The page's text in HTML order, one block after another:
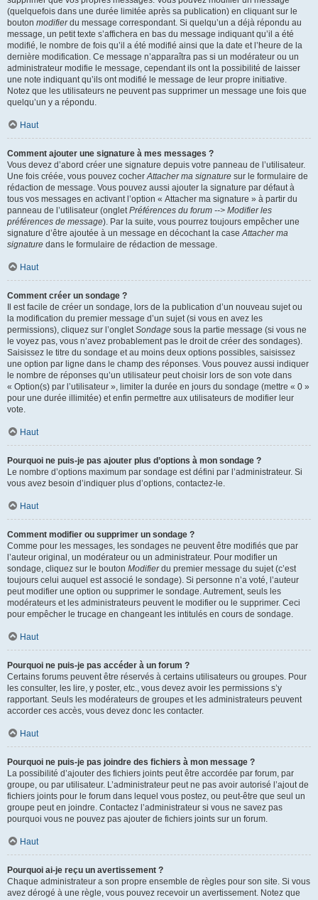
(quelquefois dans une durée limitée après sa publication) en cliquant sur le
bouton modifierdu message correspondant. Si quelqu’un a déjà répondu au
message, un petit texte s’affichera en bas du message indiquant qu’il a été
modifié, le nombre de fois qu’il a été modifié ainsi que la date et l’heure de la
dernière modification. Ce message n’apparaîtra pas si un modérateur ou un
administrateur modifie le message, cependant ils ont la possibilité de laisser
une note indiquant qu’ils ont modifié le message de leur propre initiative.
Notez que les utilisateurs ne peuvent pas supprimer un message une fois que
quelqu’un y a répondu.
Haut
Comment ajouter une signature à mes messages ?
Vous devez d’abord créer une signature depuis votre panneau de l’utilisateur.
Une fois créée, vous pouvez cocherAttacher ma signature sur le formulaire de
rédaction de message. Vous pouvez aussi ajouter la signature par défaut à
tous vos messages en activant l’option « Attacher ma signature » à partir du
panneau de l’utilisateur (ongletPréférences du forum --> Modifier les
préférences de message). Par la suite, vous pourrez toujours empêcher une
signature d’être ajoutée à un message en décochant la caseAttacher ma
signature dans le formulaire de rédaction de message.
Haut
Comment créer un sondage ?
Il est facile de créer un sondage, lors de la publication d’un nouveau sujet ou
la modification du premier message d’un sujet (si vous en avez les
permissions), cliquez sur l’ongletSondage sous la partie message (si vous ne
le voyez pas, vous n’avez probablement pas le droit de créer des sondages).
Saisissez le titre du sondage et au moins deux options possibles, saisissez
une option par ligne dans le champ des réponses. Vous pouvez aussi indiquer
le nombre de réponses qu’un utilisateur peut choisir lors de son vote dans
« Option(s) par l’utilisateur », limiter la durée en jours du sondage (mettre « 0 »
pour une durée illimitée) et enfin permettre aux utilisateurs de modifier leur
vote.
Haut
Pourquoi ne puis-je pas ajouter plus d’options à mon sondage ?
Le nombre d’options maximum par sondage est défini par l’administrateur. Si
vous avez besoin d’indiquer plus d’options, contactez-le.
Haut
Comment modifier ou supprimer un sondage ?
Comme pour les messages, les sondages ne peuvent être modifiés que par
l’auteur original, un modérateur ou un administrateur. Pour modifier un
sondage, cliquez sur le bouton Modifierdu premier message du sujet (c’est
toujours celui auquel est associé le sondage). Si personne n’a voté, l’auteur
peut modifier une option ou supprimer le sondage. Autrement, seuls les
modérateurs et les administrateurs peuvent le modifier ou le supprimer. Ceci
pour empêcher le trucage en changeant les intitulés en cours de sondage.
Haut
Pourquoi ne puis-je pas accéder à un forum ?
Certains forums peuvent être réservés à certains utilisateurs ou groupes. Pour
les consulter, les lire, y poster, etc., vous devez avoir les permissions s’y
rapportant. Seuls les modérateurs de groupes et les administrateurs peuvent
accorder ces accès, vous devez donc les contacter.
Haut
Pourquoi ne puis-je pas joindre des fichiers à mon message ?
La possibilité d’ajouter des fichiers joints peut être accordée par forum, par
groupe, ou par utilisateur. L’administrateur peut ne pas avoir autorisé l’ajout de
fichiers joints pour le forum dans lequel vous postez, ou peut-être que seul un
groupe peut en joindre. Contactez l’administrateur si vous ne savez pas
pourquoi vous ne pouvez pas ajouter de fichiers joints sur un forum.
Haut
Pourquoi ai-je reçu un avertissement ?
Chaque administrateur a son propre ensemble de règles pour son site. Si vous
avez dérogé à une règle, vous pouvez recevoir un avertissement. Notez que